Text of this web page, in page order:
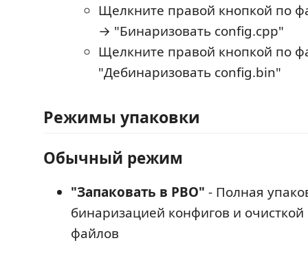
Щелкните правой кнопкой по
→ "Бинаризовать config.cpp"
Щелкните правой кнопкой по
"Дебинаризовать config.bin"
Режимы упаковки
Обычный режим
"Запаковать в PBO" - Полная
бинаризацией конфигов и
файлов